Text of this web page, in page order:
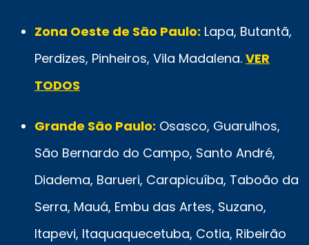
Zona Oeste de São Paulo: Lapa, Butantã,
Perdizes, Pinheiros, Vila Madalena. VER
TODOS
Grande São Paulo: Osasco, Guarulhos,
São Bernardo do Campo, Santo André,
Diadema, Barueri, Carapicuíba, Taboão da
Serra, Mauá, Embu das Artes, Suzano,
Itapevi, Itaquaquecetuba, Cotia, Ribeirão